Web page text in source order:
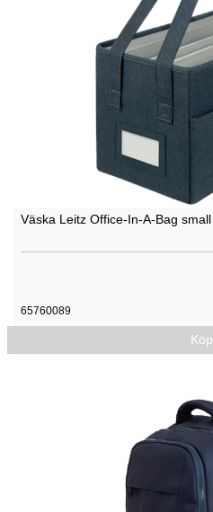
Väska Leitz Office-In-A-Bag small
65760089
Köp